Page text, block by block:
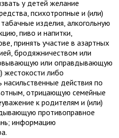
у детей желание
психотропные и (или)
изделия, алкогольную
пиво и напитки,
принять участие в азартных
бродяжничеством или
или оправдывающую
жестокости либо
действия по
отрицающую семейные
к родителям и (или)
противоправное
информацию